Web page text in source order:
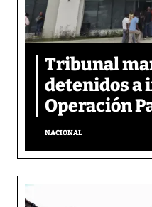
Tribunal
detenidos a
Operación
NACIONAL